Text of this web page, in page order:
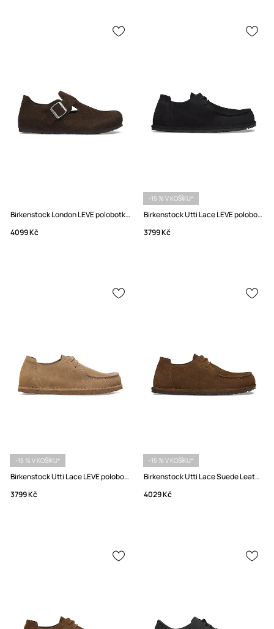
Birkenstock London LEVE polobotky dámské semišové
4099 Kč
-15 % V KOŠÍKU*
Birkenstock Utti Lace LEVE polobotky dámské semišové
3799 Kč
-15 % V KOŠÍKU*
Birkenstock Utti Lace LEVE polobotky dámské semišové
3799 Kč
-15 % V KOŠÍKU*
Birkenstock Utti Lace Suede Leather Polobotky semišové
4029 Kč